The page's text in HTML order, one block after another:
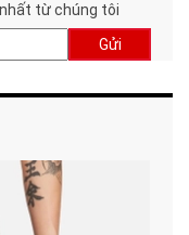
từ chúng tôi
Gửi